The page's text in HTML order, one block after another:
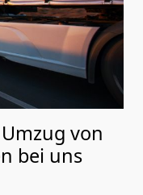
von
bei uns